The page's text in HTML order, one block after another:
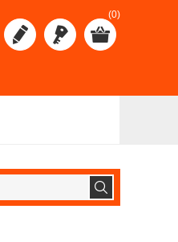
(0)